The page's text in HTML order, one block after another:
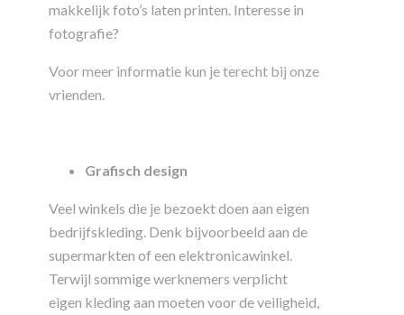
makkelijk foto’s laten printen. Interesse in
fotografie?
Voor meer informatie kun je terecht bij onze
vrienden.
Grafisch design
Veel winkels die je bezoekt doen aan eigen
bedrijfskleding. Denk bijvoorbeeld aan de
supermarkten of een elektronicawinkel.
Terwijl sommige werknemers verplicht
eigen kleding aan moeten voor de veiligheid,